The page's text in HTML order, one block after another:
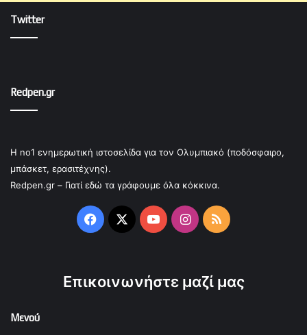
Twitter
Redpen.gr
Η no1 ενημερωτική ιστοσελίδα για τον Ολυμπιακό (ποδόσφαιρο,
μπάσκετ, ερασιτέχνης).
Redpen.gr – Γιατί εδώ τα γράφουμε όλα κόκκινα.
Facebook
X YouTubeInstagram
RSS
Επικοινωνήστε μαζί μας
Μενού